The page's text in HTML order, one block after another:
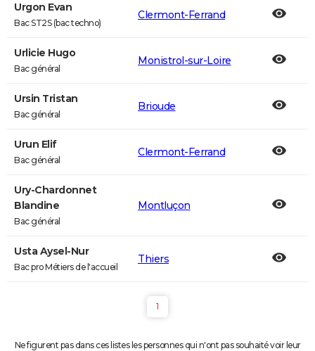
Urgon Evan
Bac ST2S (bac techno)
Clermont-Ferrand
Urlicie Hugo
Bac général
Monistrol-sur-Loire
Ursin Tristan
Bac général
Brioude
Urun Elif
Bac général
Clermont-Ferrand
Ury-Chardonnet
Blandine
Bac général
Montluçon
Usta Aysel-Nur
Bac pro Métiers de l'accueil
Thiers
1
Ne figurent pas dans ces listes les personnes qui n'ont pas souhaité voir leur